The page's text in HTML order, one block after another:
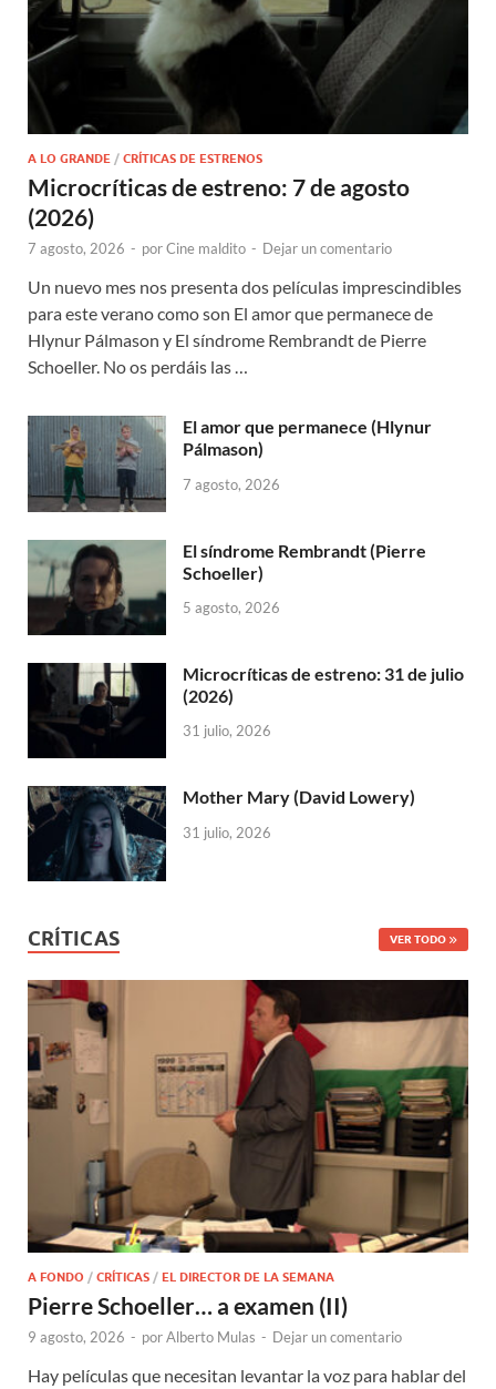
A LO GRANDE / CRÍTICAS DE ESTRENOS
Microcríticas de estreno: 7 de agosto
(2026)
7 agosto, 2026 - porCine maldito - Dejar un comentario
Un nuevo mes nos presenta dos películas imprescindibles
para este verano como son El amor que permanece de
Hlynur Pálmason y El síndrome Rembrandt de Pierre
Schoeller. No os perdáis las …
El amor que permanece (Hlynur
Pálmason)
7 agosto, 2026
El síndrome Rembrandt (Pierre
Schoeller)
5 agosto, 2026
Microcríticas de estreno: 31 de julio
(2026)
31 julio, 2026
Mother Mary (David Lowery)
31 julio, 2026
CRÍTICAS VER TODO
A FONDO / CRÍTICAS / EL DIRECTOR DE LA SEMANA
Pierre Schoeller… a examen (II)
9 agosto, 2026 - porAlberto Mulas - Dejar un comentario
Hay películas que necesitan levantar la voz para hablar del